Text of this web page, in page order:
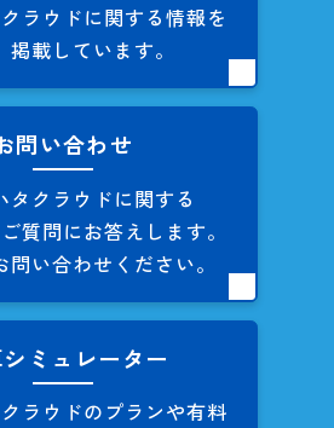
ラウドに関する情報を
掲載しています。
問い合わせ
タクラウドに関する
質問にお答えします。
問い合わせください。
ミュレーター
ラウドのプランや有料